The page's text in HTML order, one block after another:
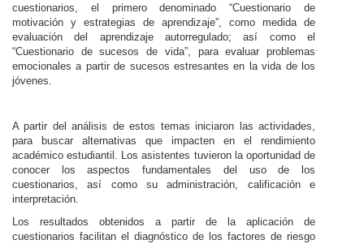
cuestionarios, el primero denominado “Cuestionario de
motivación y estrategias de aprendizaje”, como medida de
evaluación del aprendizaje autorregulado; así como el
“Cuestionario de sucesos de vida”, para evaluar problemas
emocionales a partir de sucesos estresantes en la vida de los
jóvenes.
A partir del análisis de estos temas iniciaron las actividades,
para buscar alternativas que impacten en el rendimiento
académico estudiantil. Los asistentes tuvieron la oportunidad de
conocer los aspectos fundamentales del uso de los
cuestionarios, así como su administración, calificación e
interpretación.
Los resultados obtenidos a partir de la aplicación de
cuestionarios facilitan el diagnóstico de los factores de riesgo